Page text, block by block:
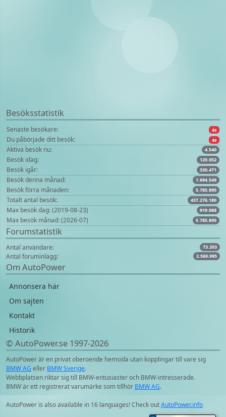
Besöksstatistik
Senaste besökare: 4s
Du påbörjade ditt besök: 4s
Aktiva besök nu: 4.540
Besök idag: 120.052
Besök igår: 330.471
Besök denna månad: 1.694.549
Besök förra månaden: 5.785.895
Totalt antal besök: 437.276.180
Max besök dag: (2019-08-23) 919.088
Max besök månad: (2026-07) 5.785.895
Forumstatistik
Antal användare: 73.203
Antal foruminlägg: 2.569.995
Om AutoPower
Annonsera här
Om sajten
Kontakt
Historik
© AutoPower.se 1997‑2026
AutoPower är en privat oberoende hemsida utan kopplingar till vare sig
BMW AG eller BMW Sverige.
Webbplatsen riktar sig till BMW-entusiaster och BMW-intresserade.
BMW är ett registrerat varumärke som tillhör BMW AG.
AutoPower is also available in 16 languages! Check outAutoPower.info